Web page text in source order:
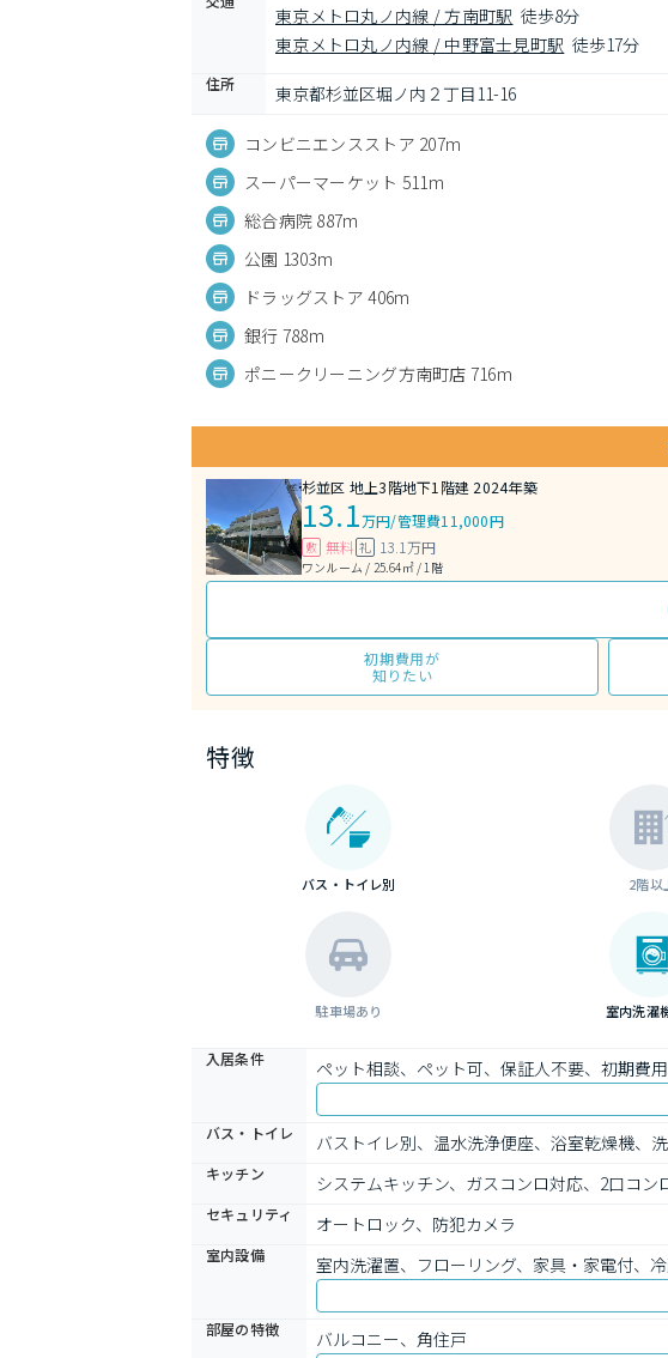
東京メトロ丸ノ内線 / 方南町駅 徒歩8分
東京メトロ丸ノ内線 / 中野富士見町駅 徒歩17分
住所 東京都杉並区堀ノ内２丁目11-16
コンビニエンスストア 207m
スーパーマーケット 511m
総合病院 887m
公園 1303m
ドラッグストア 406m
銀行 788m
ポニークリーニング方南町店 716m
杉並区 地上3階地下1階建 2024年築
13.1万円/管理費11,000円
敷 無料 礼 13.1万円
ワンルーム / 25.64㎡ / 1階
初期費用が
知りたい
特徴
バス・トイレ別 2階以
駐車場あり 室内洗濯
入居条件 ペット相談、ペット可、保証人不要、初期費
バス・トイレ
バストイレ別、温水洗浄便座、浴室乾燥機、
キッチン システムキッチン、ガスコンロ対応、2口コン
セキュリティ オートロック、防犯カメラ
室内設備 室内洗濯置、フローリング、家具・家電付、
部屋の特徴
バルコニー、角住戸